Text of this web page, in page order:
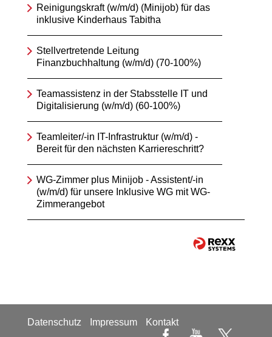
Reinigungskraft (w/m/d) (Minijob) für das
inklusive Kinderhaus Tabitha
Stellvertretende Leitung
Finanzbuchhaltung (w/m/d) (70-100%)
Teamassistenz in der Stabsstelle IT und
Digitalisierung (w/m/d) (60-100%)
Teamleiter/-in IT-Infrastruktur (w/m/d) -
Bereit für den nächsten Karriereschritt?
WG-Zimmer plus Minijob - Assistent/-in
(w/m/d) für unsere Inklusive WG mit WG-
Zimmerangebot
Datenschutz Impressum Kontakt